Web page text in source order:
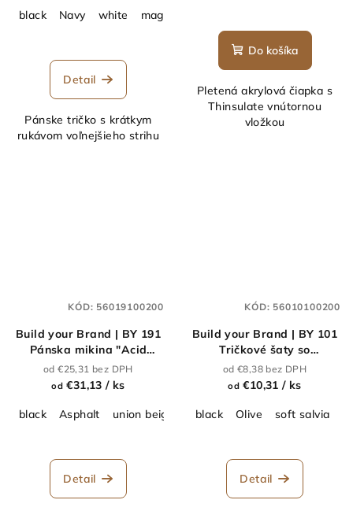
black Navy white magnet
Detail
Pánske tričko s krátkym
rukávom voľnejšieho strihu
Do košíka
Pletená akrylová čiapka s
Thinsulate vnútornou
vložkou
Build your Brand | BY 191
Pánska mikina "Acid
Wash"_56.0191
od €25,31 bez DPH
od €31,13/ ks
black Asphalt union beige
Detail
KÓD: 56019100200
Build your Brand | BY 101
Tričkové šaty so
stojačikom_56.0101
od €8,38 bez DPH
od €10,31/ ks
black Olive soft salvia
Detail
KÓD: 56010100200